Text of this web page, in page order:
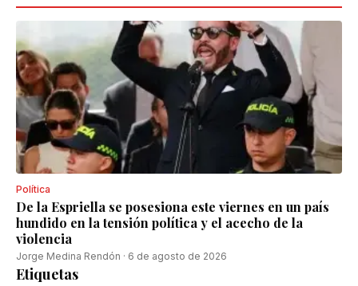
Política
De la Espriella se posesiona este viernes en un país
hundido en la tensión política y el acecho de la
violencia
Jorge Medina Rendón · 6 de agosto de 2026
Etiquetas